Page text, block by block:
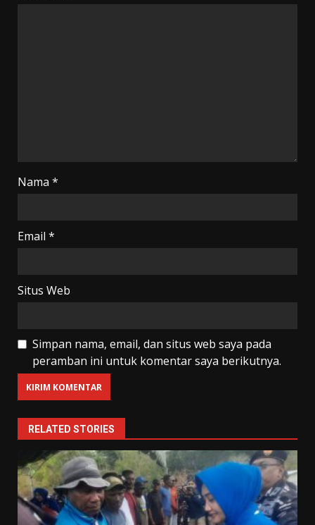
Nama *
Email *
Situs Web
Simpan nama, email, dan situs web saya pada
peramban ini untuk komentar saya berikutnya.
RELATED STORIES